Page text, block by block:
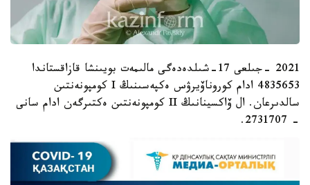
2021 -جىلعى 17-شىلدەدەگى مالىمەت بويىنشا قازاقستاندا
4835653 ادام كوروناۆيرۋس ەكپەسىنىڭ I كومپونەنتىن
سالدىرعان. ال ۆاكسينانىڭ II كومپونەنتىن ەكتىرگەن ادام سانى
- 2731707.